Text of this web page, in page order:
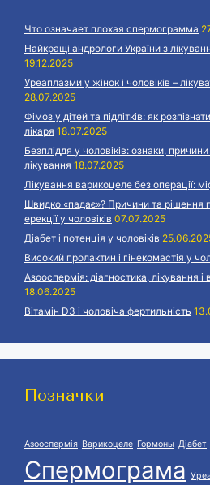
Что означает плохая спермограмма
Найкращі андрологи України з
19.12.2025
Уреаплазми у жінок і чоловіків –
28.07.2025
Фімоз у дітей та підлітків: як
лікаря 18.07.2025
Безпліддя у чоловіків: ознаки,
лікування 18.07.2025
Лікування варикоцеле без операції:
Швидко «падає»? Причини та рішення
ерекції у чоловіків 07.07.2025
Діабет і потенція у чоловіків
Високий пролактин і гінекомастія у
Азооспермія: діагностика, лікування і
18.06.2025
Вітамін D3 і чоловіча фертильність
Позначки
Азооспермія Варикоцеле Гормоны Діабет
Спермограма